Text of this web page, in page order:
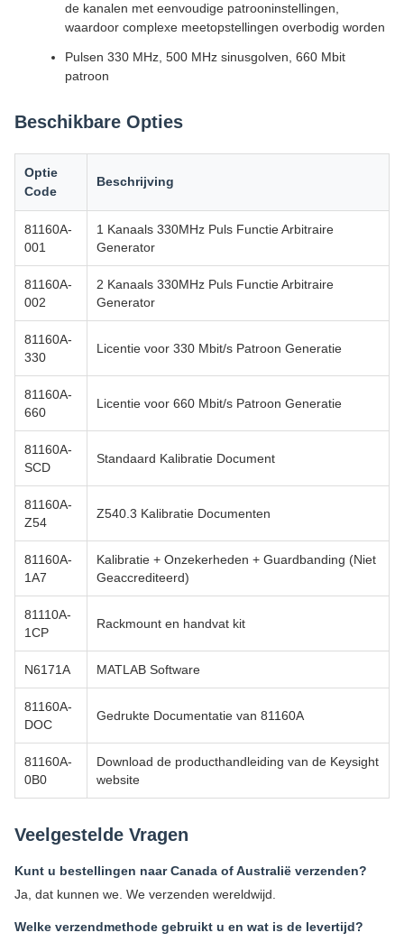
de kanalen met eenvoudige patrooninstellingen,
waardoor complexe meetopstellingen overbodig worden
Pulsen 330 MHz, 500 MHz sinusgolven, 660 Mbit
patroon
Beschikbare Opties
Optie
Code
Beschrijving
81160A-
001
1 Kanaals 330MHz Puls Functie Arbitraire
Generator
81160A-
002
2 Kanaals 330MHz Puls Functie Arbitraire
Generator
81160A-
330
Licentie voor 330 Mbit/s Patroon Generatie
81160A-
660
Licentie voor 660 Mbit/s Patroon Generatie
81160A-
SCD
Standaard Kalibratie Document
81160A-
Z54
Z540.3 Kalibratie Documenten
81160A-
1A7
Kalibratie + Onzekerheden + Guardbanding (Niet
Geaccrediteerd)
81110A-
1CP
Rackmount en handvat kit
N6171A MATLAB Software
81160A-
DOC
Gedrukte Documentatie van 81160A
81160A-
0B0
Download de producthandleiding van de Keysight
website
Veelgestelde Vragen
Kunt u bestellingen naar Canada of Australië verzenden?
Ja, dat kunnen we. We verzenden wereldwijd.
Welke verzendmethode gebruikt u en wat is de levertijd?